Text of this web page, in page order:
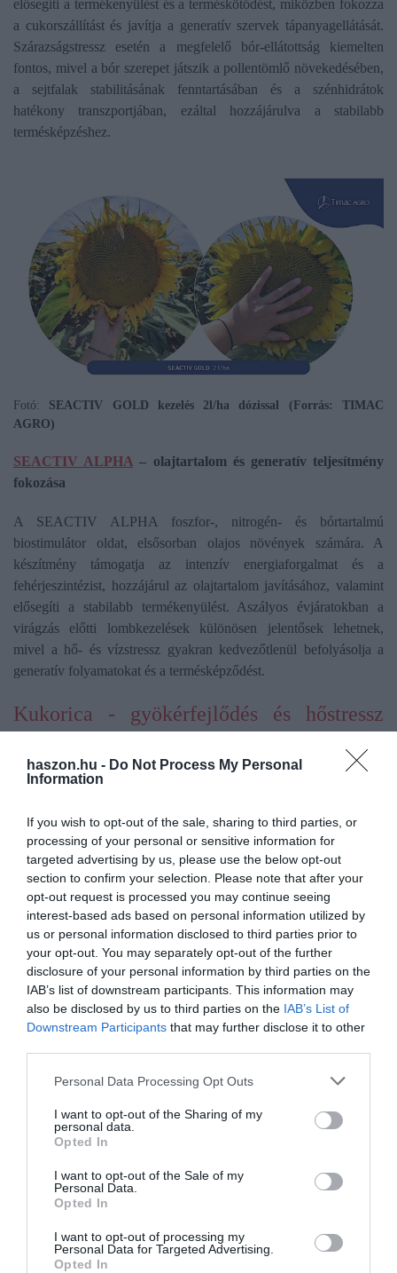
haszon.hu - Do Not Process My Personal
Information
If you wish to opt-out of the sale, sharing to third parties, or
processing of your personal or sensitive information for
targeted advertising by us, please use the below opt-out
section to confirm your selection. Please note that after your
opt-out request is processed you may continue seeing
interest-based ads based on personal information utilized by
us or personal information disclosed to third parties prior to
your opt-out. You may separately opt-out of the further
disclosure of your personal information by third parties on the
IAB’s list of downstream participants. This information may
also be disclosed by us to third parties on the IAB’s List of
Downstream Participants that may further disclose it to other
Please note that this website/app uses one or more Google
not limited to your visit or usage behaviour. You may click to
grant or deny consent to Google and its third-party tags to
use your data for below specified purposes in below Google
consent section.
Personal Data Processing Opt Outs
I want to opt-out of the Sharing of my
personal data.
Opted In
I want to opt-out of the Sale of my
Personal Data.
Opted In
I want to opt-out of processing my
Personal Data for Targeted Advertising.
Opted In
elősegíti a termékenyülést és a terméskötődést, miközben fokozza
a cukorszállítást és javítja a generatív szervek tápanyagellátását.
Szárazságstressz esetén a megfelelő bór-ellátottság kiemelten
fontos, mivel a bór szerepet játszik a pollentömlő növekedésében,
a sejtfalak stabilitásának fenntartásában és a szénhidrátok
hatékony transzportjában, ezáltal hozzájárulva a stabilabb
termésképzéshez.
Fotó: SEACTIV GOLD kezelés 2l/ha dózissal (Forrás: TIMAC
AGRO)
SEACTIV ALPHA – olajtartalom és generatív teljesítmény
fokozása
A SEACTIV ALPHA foszfor-, nitrogén- és bórtartalmú
biostimulátor oldat, elsősorban olajos növények számára. A
készítmény támogatja az intenzív energiaforgalmat és a
fehérjeszintézist, hozzájárul az olajtartalom javításához, valamint
elősegíti a stabilabb termékenyülést. Aszályos évjáratokban a
virágzás előtti lombkezelések különösen jelentősek lehetnek,
mivel a hő- és vízstressz gyakran kedvezőtlenül befolyásolja a
generatív folyamatokat és a termésképződést.
Kukorica - gyökérfejlődés és hőstressz
A kukorica termésképzését döntően befolyásolja a korai
időszakában fellépő vízhiány. A TIMAC AGRO folyékony
technológiái több ponton támogatják a növény stressztűrését.
FERTIACTYL ALLEGRO – intenzív kezdeti fejlődés
A FERTIACTYL ALLEGRO nitrogén-, foszfor-, kálium- és
cinktartalmú gyökérstimulátor oldat, amely támogatja a korai
gyökér- és hajtásnövekedést, elősegíti az állomány gyorsabb
kezdeti fejlődését, valamint fokozza a növények
stressztoleranciáját. Száraz körülmények között a fejlettebb
gyökértömeg különösen fontos szerepet játszik, mivel javítja a
vízfelvétel hatékonyságát, elősegíti a tápanyagok jobb
hasznosulását és mérsékli a kezdeti fejlődési nehézségeket.
SEACTIV AXIS– cink- és foszforalapú stresszkezelés
mikroelemes biostimulátor oldat, amely hatékonyan támogatja a
kukorica fejlődését és stressztűrését. A készítményben található
energiaforgalmi folyamatokban, míg a mangán a fotoszintézis
működésében. A kezelés hozzájárulhat az intenzívebb vegetatív